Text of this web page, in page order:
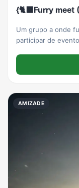
{🐈‍⬛Furry meet
Um grupo a onde
participar de
AMIZADE